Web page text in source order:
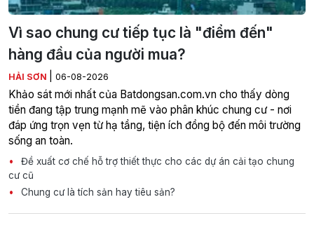
Vì sao chung cư tiếp tục là "điểm đến"
hàng đầu của người mua?
HẢI SƠN 06-08-2026
Khảo sát mới nhất của Batdongsan.com.vn cho thấy dòng
tiền đang tập trung mạnh mẽ vào phân khúc chung cư - nơi
đáp ứng trọn vẹn từ hạ tầng, tiện ích đồng bộ đến môi trường
sống an toàn.
Đề xuất cơ chế hỗ trợ thiết thực cho các dự án cải tạo chung
cư cũ
Chung cư là tích sản hay tiêu sản?